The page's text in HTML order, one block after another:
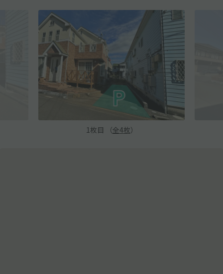
1 枚目 （全4枚）